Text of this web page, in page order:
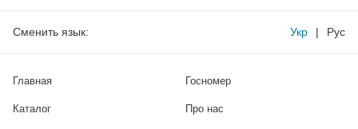
Сменить язык: Укр | Рус
Главная
Каталог
Госномер
Про нас